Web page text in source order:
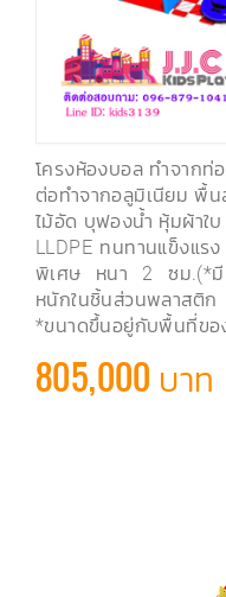
โครงห้องบอล ทำจาก
ต่อทำจากอลูมิเนียม พื้
ไม้อัด บุฟองน้ำ หุ้มผ้าใ
LLDPE ทนทานแข็งแร
พิเศษ หนา 2 ซม.(*มีเ
หนักในชิ้นส่วนพลาสติ
*ขนาดขึ้นอยู่กับพื้นที่ขอ
805,000 บาท